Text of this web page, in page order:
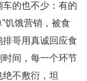
的也不少：有的
饥饿营销，被食
哥用真诚回应食
间，每一个环节
不敷衍，坦